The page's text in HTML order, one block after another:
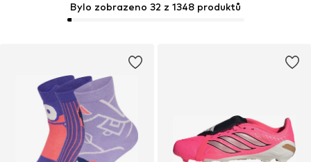
Bylo zobrazeno 32 z 1348 produktů